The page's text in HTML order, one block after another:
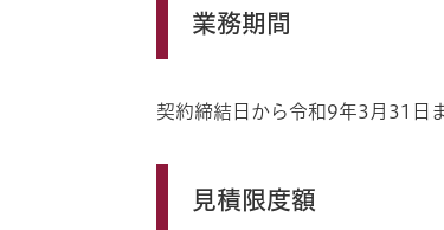
業務期間
契約締結日から令和9年3月31日
見積限度額